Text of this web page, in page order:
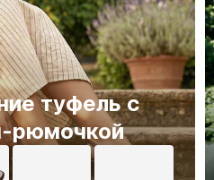
туфель с
рюмочкой